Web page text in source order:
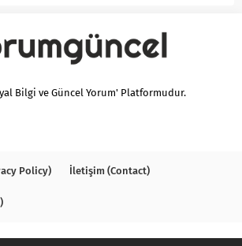
Bilgi ve Güncel Yorum' Platformudur.
Policy) İletişim (Contact)